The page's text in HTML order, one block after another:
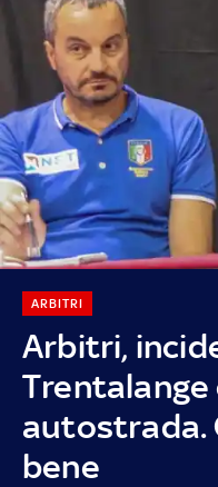
Arbitri,
Trentalange
autostrada.
bene
ARBITRI